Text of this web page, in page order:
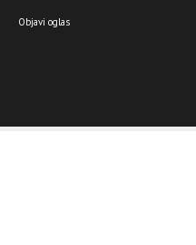
Objavi oglas